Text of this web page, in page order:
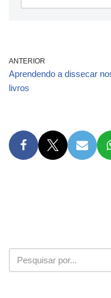
ANTERIOR
Aprendendo a dissecar
livros